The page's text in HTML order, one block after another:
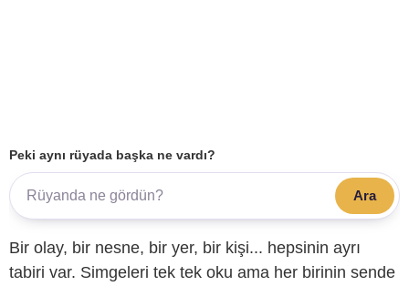
Peki aynı rüyada başka ne vardı?
Ara
Bir olay, bir nesne, bir yer, bir kişi... hepsinin ayrı
tabiri var. Simgeleri tek tek oku ama her birinin sende